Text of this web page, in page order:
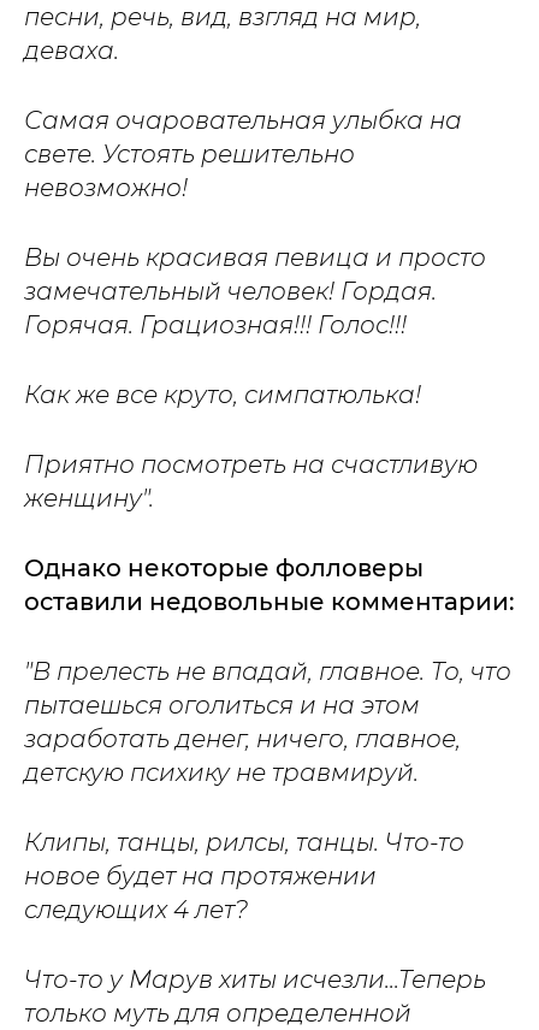
песни, речь, вид, взгляд на мир,
деваха.
Самая очаровательная улыбка на
свете. Устоять решительно
невозможно!
Вы очень красивая певица и просто
замечательный человек! Гордая.
Горячая. Грациозная!!! Голос!!!
Как же все круто, симпатюлька!
Приятно посмотреть на счастливую
женщину".
Однако некоторые фолловеры
оставили недовольные комментарии:
"В прелесть не впадай, главное. То, что
пытаешься оголиться и на этом
заработать денег, ничего, главное,
детскую психику не травмируй.
Клипы, танцы, рилсы, танцы. Что-то
новое будет на протяжении
следующих 4 лет?
Что-то у Марув хиты исчезли...Теперь
только муть для определенной